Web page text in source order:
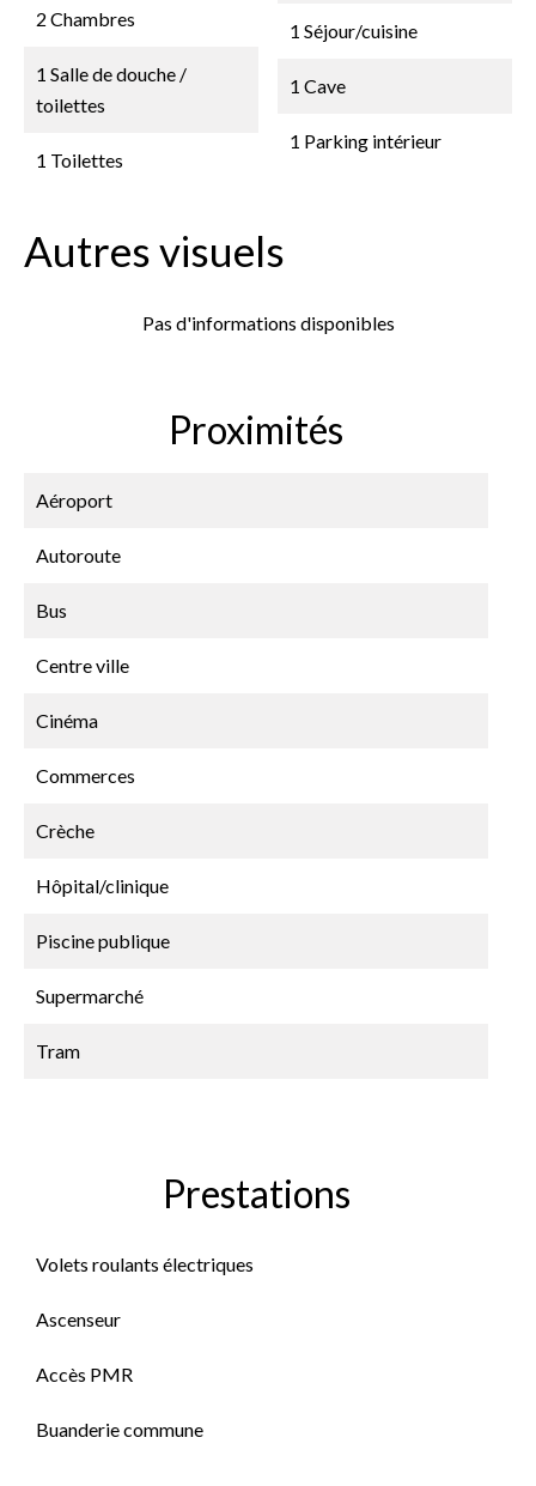
2 Chambres
1 Salle de douche /
toilettes
1 Toilettes
1 Séjour/cuisine
1 Cave
1 Parking intérieur
Autres visuels
Pas d'informations disponibles
Proximités
Aéroport
Autoroute
Bus
Centre ville
Cinéma
Commerces
Crèche
Hôpital/clinique
Piscine publique
Supermarché
Tram
Prestations
Volets roulants électriques
Ascenseur
Accès PMR
Buanderie commune